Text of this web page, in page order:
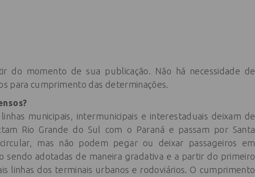
do momento de sua publicação. Não há necessidade de
para cumprimento das determinações.
municipais, intermunicipais e interestaduais deixam de
Rio Grande do Sul com o Paraná e passam por Santa
mas não podem pegar ou deixar passageiros em
sendo adotadas de maneira gradativa e a partir do primeiro
linhas dos terminais urbanos e rodoviários. O cumprimento